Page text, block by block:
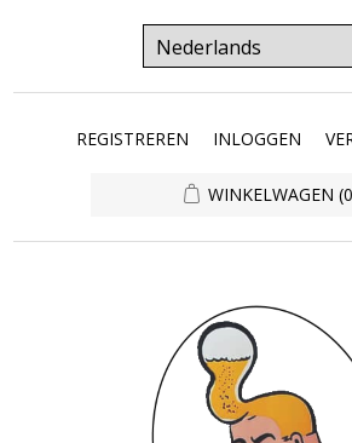
REGISTREREN INLOGGEN
WINKELWAGEN